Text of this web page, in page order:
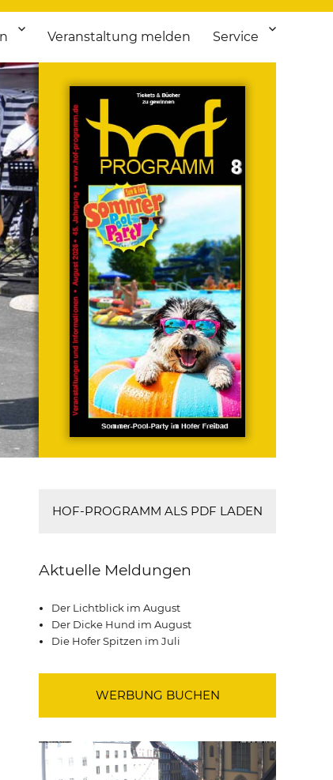
Veranstaltung melden Service
HOF-PROGRAMM ALS PDF LADEN
Aktuelle Meldungen
Der Lichtblick im August
Der Dicke Hund im August
Die Hofer Spitzen im Juli
WERBUNG BUCHEN